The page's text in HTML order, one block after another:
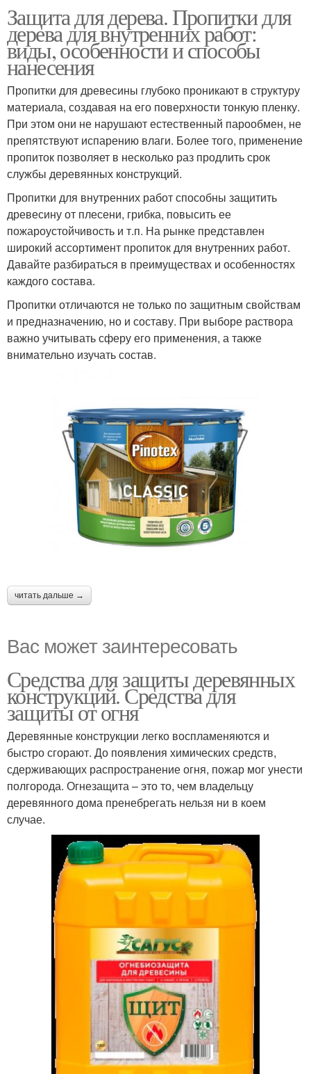
Защита для дерева. Пропитки для
дерева для внутренних работ:
виды, особенности и способы
нанесения
Пропитки для древесины глубоко проникают в структуру
материала, создавая на его поверхности тонкую пленку.
При этом они не нарушают естественный парообмен, не
препятствуют испарению влаги. Более того, применение
пропиток позволяет в несколько раз продлить срок
службы деревянных конструкций.
Пропитки для внутренних работ способны защитить
древесину от плесени, грибка, повысить ее
пожароустойчивость и т.п. На рынке представлен
широкий ассортимент пропиток для внутренних работ.
Давайте разбираться в преимуществах и особенностях
каждого состава.
Пропитки отличаются не только по защитным свойствам
и предназначению, но и составу. При выборе раствора
важно учитывать сферу его применения, а также
внимательно изучать состав.
читать дальше →
Вас может заинтересовать
Средства для защиты деревянных
конструкций. Средства для
защиты от огня
Деревянные конструкции легко воспламеняются и
быстро сгорают. До появления химических средств,
сдерживающих распространение огня, пожар мог унести
полгорода. Огнезащита – это то, чем владельцу
деревянного дома пренебрегать нельзя ни в коем
случае.